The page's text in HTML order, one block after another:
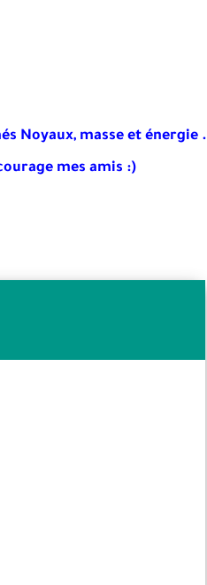
Noyaux, masse et énergie .
mes amis :)